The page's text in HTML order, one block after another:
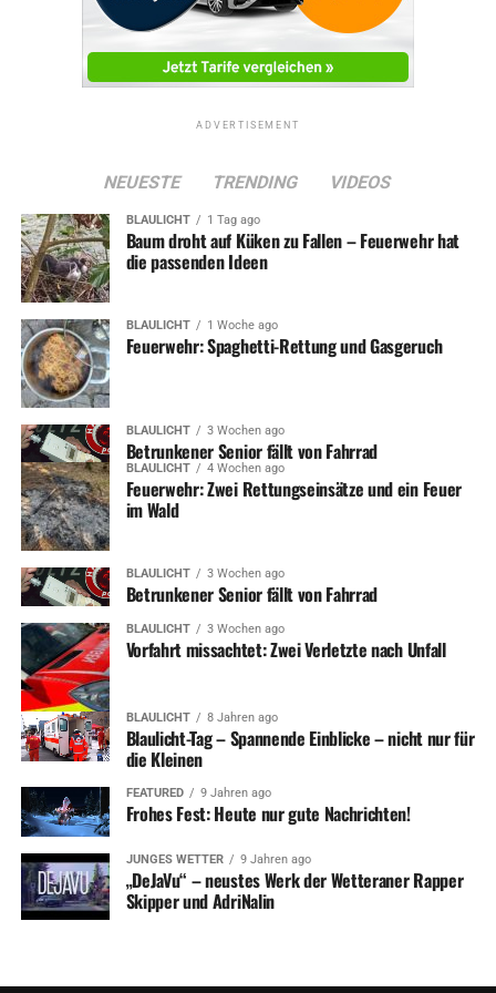
RELATED TOPICS: FEUERWEHR NEWS STADTVERWALTUNG
Einbrecherbande in Hagen festgenommen
ADVERTISEMENT
NEUESTE TRENDING VIDEOS
BLAULICHT 1 Tag ago
Baum droht auf Küken zu Fallen – Feuerwehr hat
die passenden Ideen
BLAULICHT 1 Woche ago
Feuerwehr: Spaghetti-Rettung und Gasgeruch
BLAULICHT 3 Wochen ago
Betrunkener Senior fällt von Fahrrad
BLAULICHT 4 Wochen ago
Feuerwehr: Zwei Rettungseinsätze und ein Feuer
im Wald
BLAULICHT 3 Wochen ago
Betrunkener Senior fällt von Fahrrad
BLAULICHT 3 Wochen ago
Vorfahrt missachtet: Zwei Verletzte nach Unfall
BLAULICHT 8 Jahren ago
Blaulicht-Tag – Spannende Einblicke – nicht nur für
die Kleinen
FEATURED 9 Jahren ago
Frohes Fest: Heute nur gute Nachrichten!
JUNGES WETTER 9 Jahren ago
„DeJaVu“ – neustes Werk der Wetteraner Rapper
Skipper und AdriNalin